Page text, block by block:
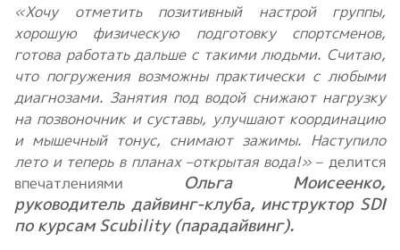
«Хочу отметить позитивный настрой группы,
хорошую физическую подготовку спортсменов,
готова работать дальше с такими людьми. Считаю,
что погружения возможны практически с любыми
диагнозами. Занятия под водой снижают нагрузку
на позвоночник и суставы, улучшают координацию
и мышечный тонус, снимают зажимы. Наступило
лето и теперь в планах –открытая вода!»– делится
впечатлениями Ольга Моисеенко,
руководитель дайвинг-клуба, инструктор SDI
по курсам Scubility (парадайвинг).